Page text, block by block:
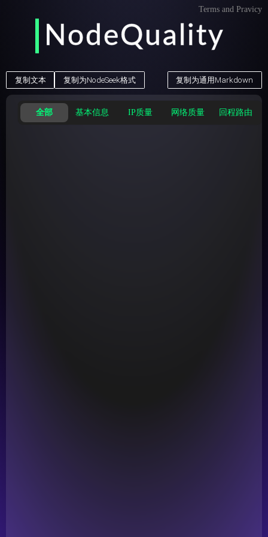
Terms and Pravicy
NodeQuality
NodeQuality
复制文本 复制为NodeSeek格式 复制为通用Markdown
全部 基本信息 IP质量 网络质量 回程路由